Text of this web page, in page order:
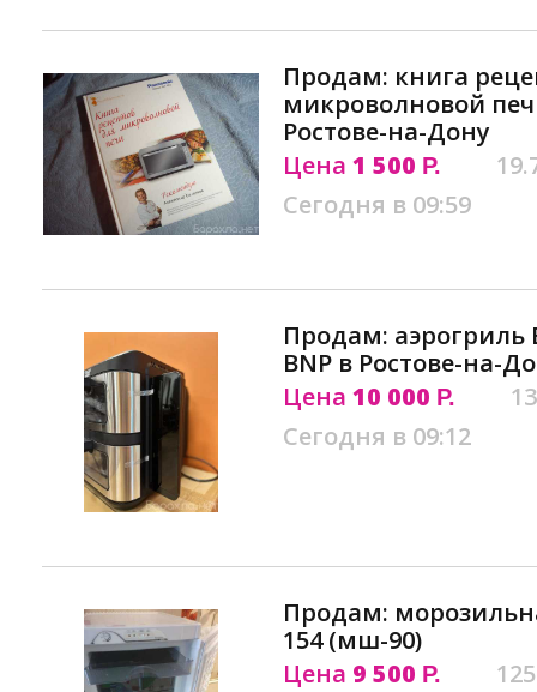
Продам: книга
микроволновой
Ростове-на-Дону
Цена 1 500 Р.
Сегодня в 09:59
Продам:
BNP в Ростове-на-
Цена 10 000 Р.
Сегодня в 09:12
Продам:
154 (мш-90)
Цена 9 500 Р.